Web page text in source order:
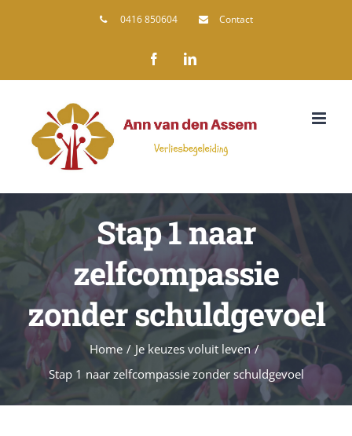
0416 850604 Contact
FacebookLinkedin
Stap 1 naar
zelfcompassie
zonder schuldgevoel
Home / Je keuzes voluit leven /
Stap 1 naar zelfcompassie zonder schuldgevoel